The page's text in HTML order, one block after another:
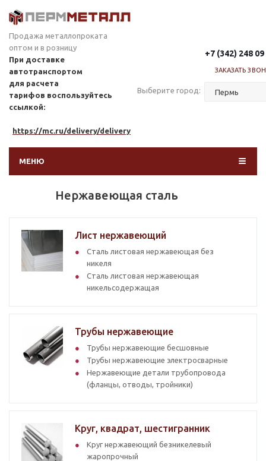
Продажа металлопроката
оптом и в розницу
При доставке
автотранспортом
для расчета
тарифов воспользуйтесь
ссылкой:
https://mc.ru/delivery/delivery
+7 (342) 248 09
ЗАКАЗАТЬ
Выберите город:
МЕНЮ
Нержавеющая сталь
Лист нержавеющий
Сталь листовая нержавеющая без
никеля
Сталь листовая нержавеющая
никельсодержащая
Трубы нержавеющие
Трубы нержавеющие бесшовные
Трубы нержавеющие электросварные
Нержавеющие детали трубопровода
(фланцы, отводы, тройники)
Круг, квадрат, шестигранник
Круг нержавеющий безникелевый
жаропрочный